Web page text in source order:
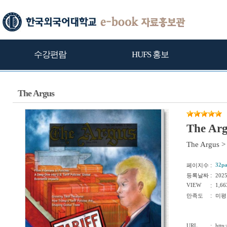
수강편람 HUFS 홍보
The Argus
The
The Argus >
페이지수 :
등록날짜 :
VIEW
:
만족도
: 미
URL